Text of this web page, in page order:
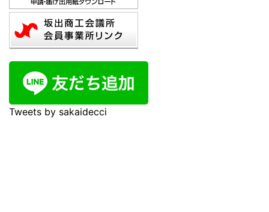
Tweets by sakaidecci